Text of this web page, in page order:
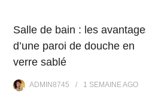
Salle de bain : les
d’une paroi de douche en
verre sablé
ADMIN8745 1 SEMAINEAGO